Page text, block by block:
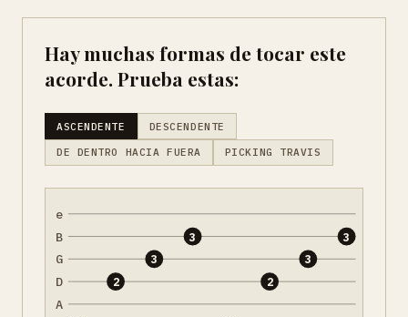
Hay muchas formas de tocar este
acorde. Prueba estas:
ASCENDENTE DESCENDENTE
DE DENTRO HACIA FUERA PICKING TRAVIS
e
B
G
D
A
2
3
3
2
3
3